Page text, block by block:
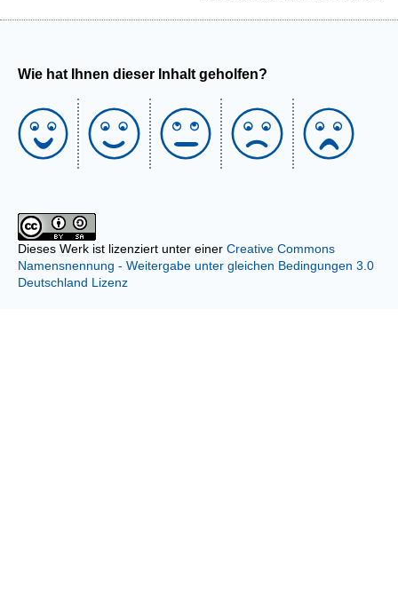
Wie hat Ihnen dieser Inhalt geholfen?
Dieses Werk ist lizenziert unter einer Creative Commons
Namensnennung - Weitergabe unter gleichen Bedingungen 3.0
Deutschland Lizenz